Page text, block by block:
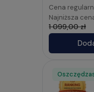
Cena
Najniższa
1 099,00 zł
Rabat